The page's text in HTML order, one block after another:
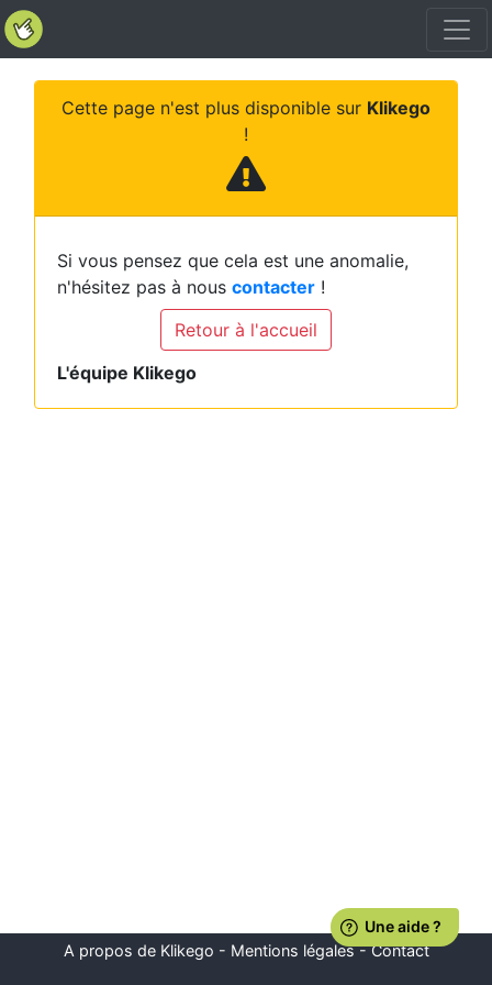
Cette page n'est plus disponible sur Klikego
!
Si vous pensez que cela est une anomalie,
n'hésitez pas à nous contacter !
Retour à l'accueil
L'équipe Klikego
A propos de Klikego - Mentions légales-Contact